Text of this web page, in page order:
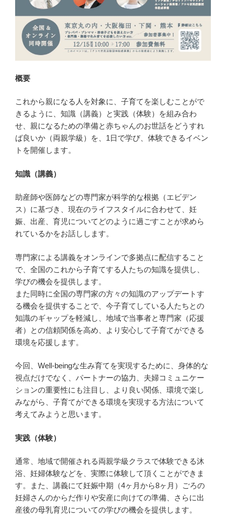
概要
これから親になる人を対象に、子育てを楽しむことがで
きるように、知識（講義）と実践（体験）を組み合わ
せ、親になるための準備と赤ちゃんのお世話をどうすれ
ば良いか（両親学級）を、1日で学び、体験できるイベン
トを開催します。
知識（講義）
助産師や医師などの専門家が科学的な根拠（エビデン
ス）に基づき、現在のライフスタイルに合わせて、妊
娠、出産、育児についてどのように過ごすことが求めら
れているかをお話しします。
専門家による講義をオンラインで多拠点に配信すること
で、全国のこれから子育てする人たちの知識を提供し、
学びの機会を提供します。
また同時に全国の専門家の方々の知識のアップデートす
る機会を提供することで、今子育てしている人たちとの
知識のギャップを軽減し、地域で当事者と専門家（応援
者）との信頼関係を高め、より安心して子育てができる
環境を応援します。
今回、Well-beingな生み育てを実現するために、身体的な
視点だけでなく、パートナーの協力、夫婦コミュニケー
ションの重要性にも注目し、より良い関係、環境で楽し
みながら、子育てができる環境を実現する方法について
考えてみようと思います。
実践（体験）
通常、地域で開催される両親学級クラスで体験できる沐
浴、妊婦体験などを、実際に体験して頂くことができま
す。また、講義にて妊娠中期（4ヶ月から8ヶ月）ごろの
妊婦さんのからだ作りや安産に向けての準備、さらに出
産後の母乳育児についての学びの機会を提供します。